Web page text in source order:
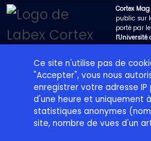
Ce site n'utilise pas de
"Accepter", vous nous
enregistrer votre adresse IP
d'une heure et uniquement
statistiques anonymes
site, nombre de vues d'un
Cortex Mag
public sur
porté par le
l'Université
les
de
entre les
Projet éditorial Labex Cortex